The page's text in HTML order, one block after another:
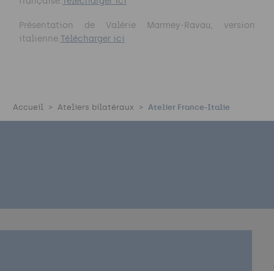
Présentation de Valérie Marmey-Ravau, version
italienne.Télécharger ici
Accueil Ateliers bilatéraux Atelier France-Italie